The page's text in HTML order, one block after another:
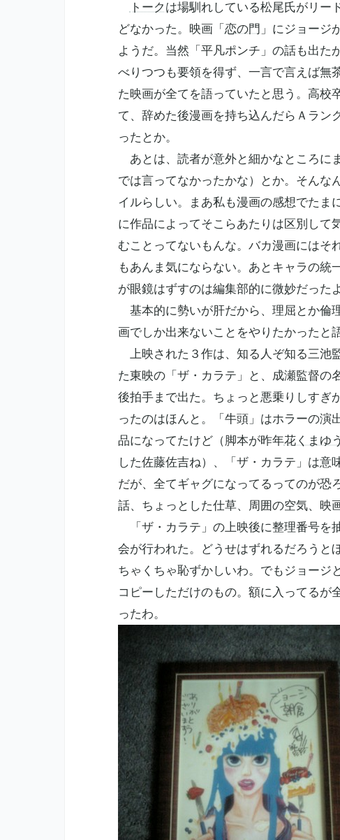
トーク は場馴れしている松尾氏がリー
どなかった。映画「 恋の門 」にジョージ
ようだ。当然「平凡ポンチ」の話も出た
べりつつも要領を得ず、一言で言えば無
た映画が全てを語っていたと思う。高校
て、辞めた後漫画を持ち込んだらＡラン
ったとか。
あとは、読者が意外と細かなところに
では言ってなかったかな）とか。そんな
イルらしい。まあ私も漫画の感想でたま
に作品によってそこらあたりは区別して
むことってないもんな。バカ漫画にはそ
もあんま気にならない。あとキャラの統
が眼鏡はずすのは編集部的に微妙だった
基本的に勢いが肝だから、理屈とか倫
画でしか出来ないことをやりたかったと
上映された３作は、知る人ぞ知る三池
た東映の「ザ・カラテ」と、成瀬監督の
後拍手まで出た。ちょっと悪乗りしすぎ
ったのはほんと。「牛頭」はホラーの演
品になってたけど（脚本が昨年花くまゆ
した佐藤佐吉ね）、「ザ・カラテ」は意
だが、全てギャグになってるってのが恐
話、ちょっとした仕草、周囲の空気、映
「ザ・カラテ」の上映後に整理番号を
会が行われた。どうせはずれるだろうと
ちゃくちゃ恥ずかしいわ。でもジョージ
コピーしただけのもの。額に入ってるが
ったわ。